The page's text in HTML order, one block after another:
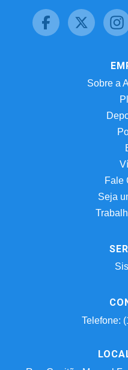
Sobre a
Fale
Seja
Telefone: